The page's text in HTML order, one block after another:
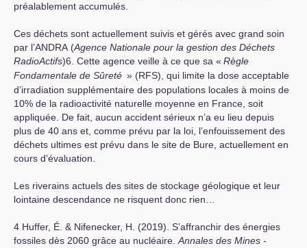
préalablement accumulés.
Ces déchets sont actuellement suivis et gérés avec grand soin
par l’ANDRA (Agence Nationale pour la gestion des Déchets
RadioActifs)6. Cette agence veille à ce que sa « Règle
Fondamentale de Sûreté » (RFS), qui limite la dose acceptable
d’irradiation supplémentaire des populations locales à moins de
10% de la radioactivité naturelle moyenne en France, soit
appliquée. De fait, aucun accident sérieux n’a eu lieu depuis
plus de 40 ans et, comme prévu par la loi, l’enfouissement des
déchets ultimes est prévu dans le site de Bure, actuellement en
cours d’évaluation.
Les riverains actuels des sites de stockage géologique et leur
lointaine descendance ne risquent donc rien…
4 Huffer, É. & Nifenecker, H. (2019). S’affranchir des énergies
fossiles dès 2060 grâce au nucléaire. Annales des Mines -